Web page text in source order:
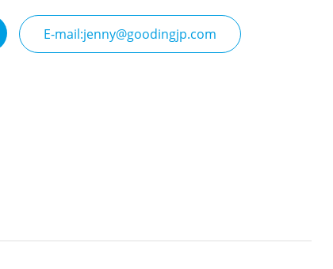
E-mail:jenny@goodingjp.com